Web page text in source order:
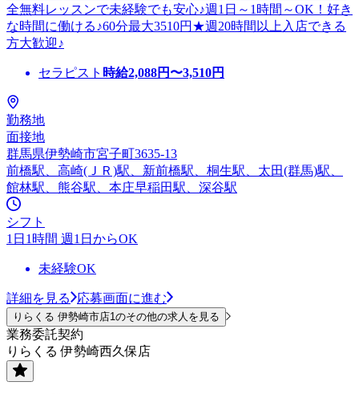
全無料レッスンで未経験でも安心♪週1日～1時間～OK！好き
な時間に働ける♪60分最大3510円★週20時間以上入店できる
方大歓迎♪
セラピスト 時給2,088円〜3,510円
勤務地
面接地
群馬県伊勢崎市宮子町3635-13
前橋駅、高崎(ＪＲ)駅、新前橋駅、桐生駅、太田(群馬)駅、
館林駅、熊谷駅、本庄早稲田駅、深谷駅
シフト
1日1時間 週1日からOK
未経験OK
詳細を見る 応募画面に進む
りらくる 伊勢崎市店1のその他の求人を見る
業務委託契約
りらくる 伊勢崎西久保店